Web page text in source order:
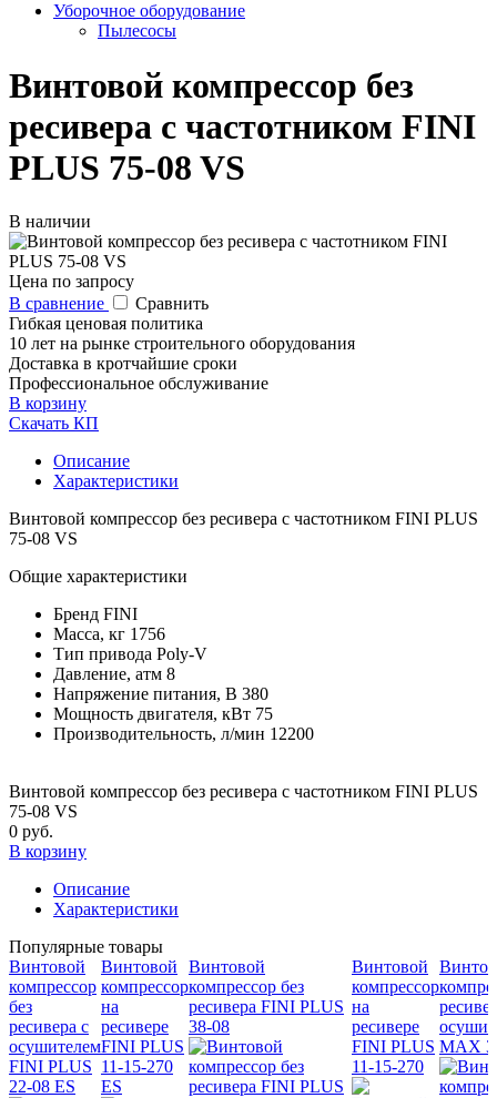
Уборочное оборудование
Пылесосы
Винтовой компрессор без
ресивера с частотником FINI
PLUS 75-08 VS
В наличии
Цена по запросу
В сравнение
Сравнить
Гибкая ценовая политика
10 лет на рынке строительного оборудования
Доставка в кротчайшие сроки
Профессиональное обслуживание
В корзину
Скачать КП
Описание
Характеристики
Винтовой компрессор без ресивера с частотником FINI PLUS
75-08 VS
Общие характеристики
Бренд FINI
Масса, кг 1756
Тип привода Poly-V
Давление, атм 8
Напряжение питания, В 380
Мощность двигателя, кВт 75
Производительность, л/мин 12200
Винтовой компрессор без ресивера с частотником FINI PLUS
75-08 VS
0 руб.
В корзину
Описание
Характеристики
Популярные товары
Винтовой
компрессор
без
ресивера с
осушителем
FINI PLUS
22-08 ES
Винтовой
компрессор
на
ресивере
FINI PLUS
11-15-270
ES
Винтовой
компрессор без
ресивера FINI PLUS
38-08
Винтовой
компрессор
на
ресивере
FINI PLUS
11-15-270
MAX